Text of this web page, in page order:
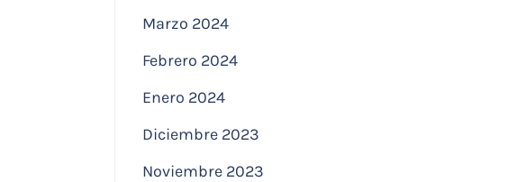
Marzo 2024
Febrero 2024
Enero 2024
Diciembre 2023
Noviembre 2023